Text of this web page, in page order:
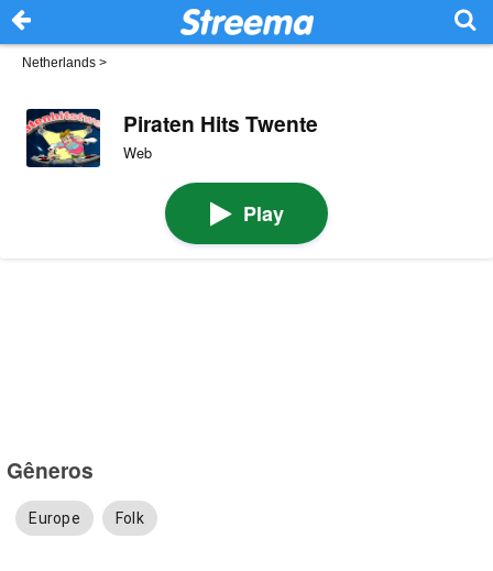
Netherlands >
Piraten Hits Twente
Web
Play
Gêneros
Europe Folk